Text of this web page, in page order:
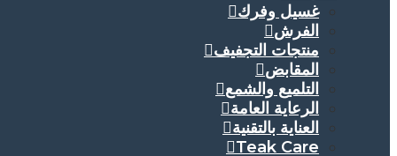
غسيل وفرك
الفرش
منتجات التجفيف
المقابض
التلميع والشمع
الرعاية العامة
العناية بالتقنية
Teak Care